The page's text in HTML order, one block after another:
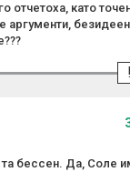
отчетоха, като
аргументи,
!
бессен. Да, Соле